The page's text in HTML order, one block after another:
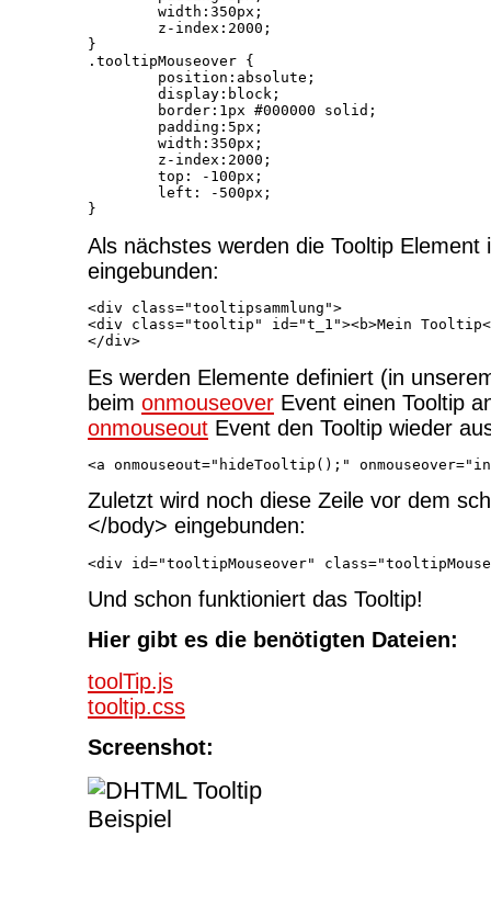
}
.tooltipMouseover {
Als nächstes werden die Tooltip Element
eingebunden:
<div class="tooltipsammlung">
<div class="tooltip" id="t_1"><b>Mein
Es werden Elemente definiert (in
beim onmouseover Event einen Tooltip
onmouseout Event den Tooltip wieder
Zuletzt wird noch diese Zeile vor dem
</body> eingebunden:
Und schon funktioniert das Tooltip!
Hier gibt es die benötigten Dateien:
toolTip.js
tooltip.css
Screenshot: